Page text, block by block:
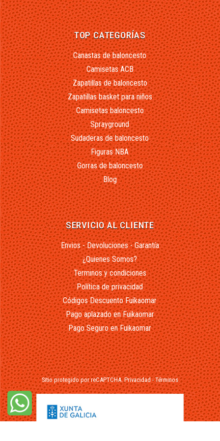
TOP CATEGORÍAS
Canastas de baloncesto
Camisetas ACB
Zapatillas de baloncesto
Zapatillas basket para niños
Camisetas baloncesto
Sprayground
Sudaderas de baloncesto
Figuras NBA
Gorras de baloncesto
Blog
SERVICIO AL CLIENTE
Envios - Devoluciones - Garantía
¿Quienes Somos?
Terminos y condiciones
Política de privacidad
Códigos Descuento Fuikaomar
Pago aplazado en Fuikaomar
Pago Seguro en Fuikaomar
Sitio protegido por reCAPTCHA.Privacidad-Términos